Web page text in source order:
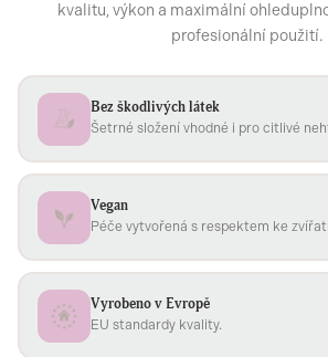
kvalitu, výkon a maximální
profesionální použití.
Bez škodlivých látek
Šetrné složení vhodné i pro citlivé
Vegan
Péče vytvořená s respektem ke
Vyrobeno v Evropě
EU standardy kvality.